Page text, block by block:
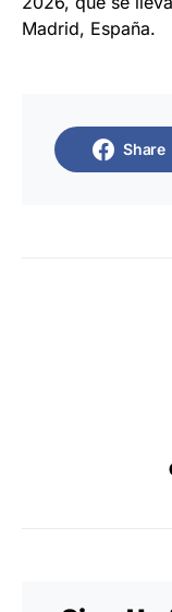
Madrid, España.
Share